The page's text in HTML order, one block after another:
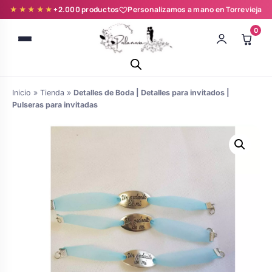
★★★★★+2.000 productos Personalizamos a mano en Torrevieja
0
personalizadas
de boda
Árboles de Huellas para Primera
Comunión
Batas de comunión personalizadas
para niña
Inicio » Tienda » Detalles de Boda | Detalles para invitados |
Pulseras para invitadas